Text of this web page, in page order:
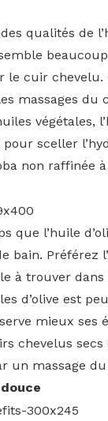
qualités de
le cuir chevelu.
massages du
végétales,
sceller
non raffinée
que l’huile
bain. Préférez
à trouver
d’olive est
mieux ses
chevelus secs
un massage
douce